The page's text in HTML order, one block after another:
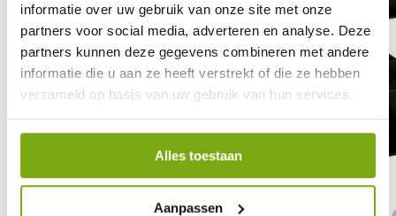
informatie over uw gebruik van onze site met onze
partners voor social media, adverteren en analyse. Deze
partners kunnen deze gegevens combineren met andere
informatie die u aan ze heeft verstrekt of die ze hebben
verzameld op basis van uw gebruik van hun services.
Alles toestaan
Aanpassen